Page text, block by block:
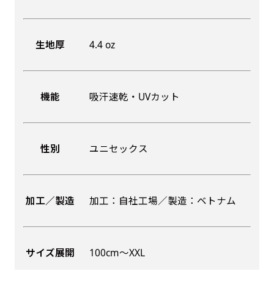
生地厚 4.4 oz
機能 吸汗速乾・UVカット
性別 ユニセックス
加工／製造 加工：自社工場／製造：ベトナム
サイズ展開 100cm〜XXL